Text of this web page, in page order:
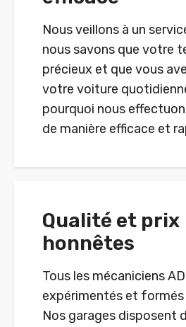
Nous veillons à un
nous savons que votre
précieux et que vous
votre voiture
pourquoi nous
de manière efficace et
Qualité et prix
honnêtes
Tous les mécaniciens
expérimentés et formés
Nos garages disposent